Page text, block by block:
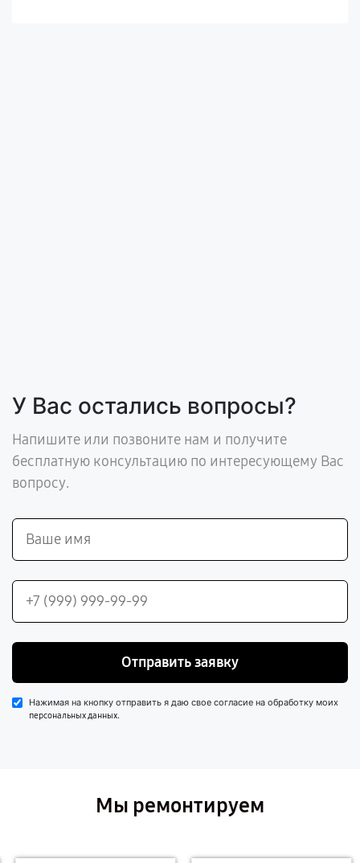
У Вас остались вопросы?
Напишите или позвоните нам и получите
бесплатную консультацию по интересующему Вас
вопросу.
Отправить заявку
Нажимая на кнопку отправить я даю свое согласие на обработку моих
персональных данных.
Мы ремонтируем